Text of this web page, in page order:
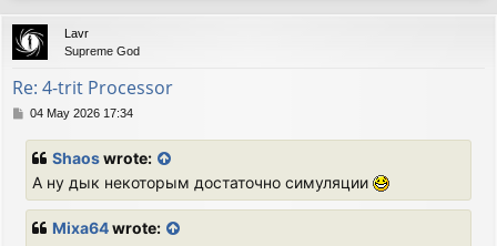
p
Lavr
Supreme God
Re: 4-trit Processor
P04 May 2026 17:34
Shaoswrote:
А ну дык некоторым достаточно симуляции
Mixa64wrote: